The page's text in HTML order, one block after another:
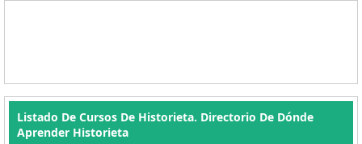
Listado De Cursos De Historieta. Directorio De Dónde
Aprender Historieta